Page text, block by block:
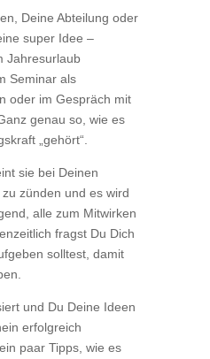
Deine Abteilung oder
super Idee –
Jahresurlaub
Seminar als
oder im Gespräch mit
genau so, wie es
„gehört“.
sie bei Deinen
zünden und es wird
alle zum Mitwirken
fragst Du Dich
solltest, damit
und Du Deine Ideen
erfolgreich
paar Tipps, wie es